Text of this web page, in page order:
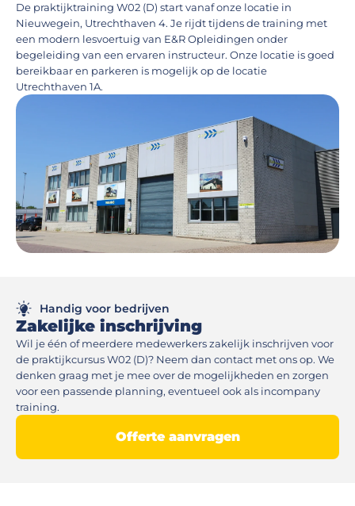
De praktijktraining W02 (D) start vanaf onze locatie in
Nieuwegein, Utrechthaven 4. Je rijdt tijdens de training met
een modern lesvoertuig van E&R Opleidingen onder
begeleiding van een ervaren instructeur. Onze locatie is goed
bereikbaar en parkeren is mogelijk op de locatie
Utrechthaven 1A.
Handig voor bedrijven
Zakelijke inschrijving
Wil je één of meerdere medewerkers zakelijk inschrijven voor
de praktijkcursus W02 (D)? Neem dan contact met ons op. We
denken graag met je mee over de mogelijkheden en zorgen
voor een passende planning, eventueel ook als incompany
training.
Offerte aanvragen